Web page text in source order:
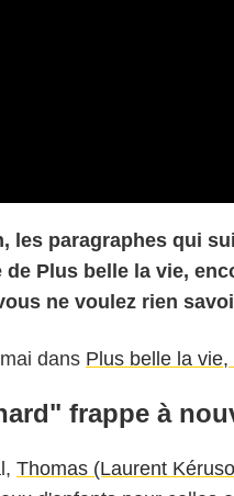
les paragraphes qui
de Plus belle la vie,
ne voulez rien
dans Plus belle la
frappe à
Thomas (Laurent